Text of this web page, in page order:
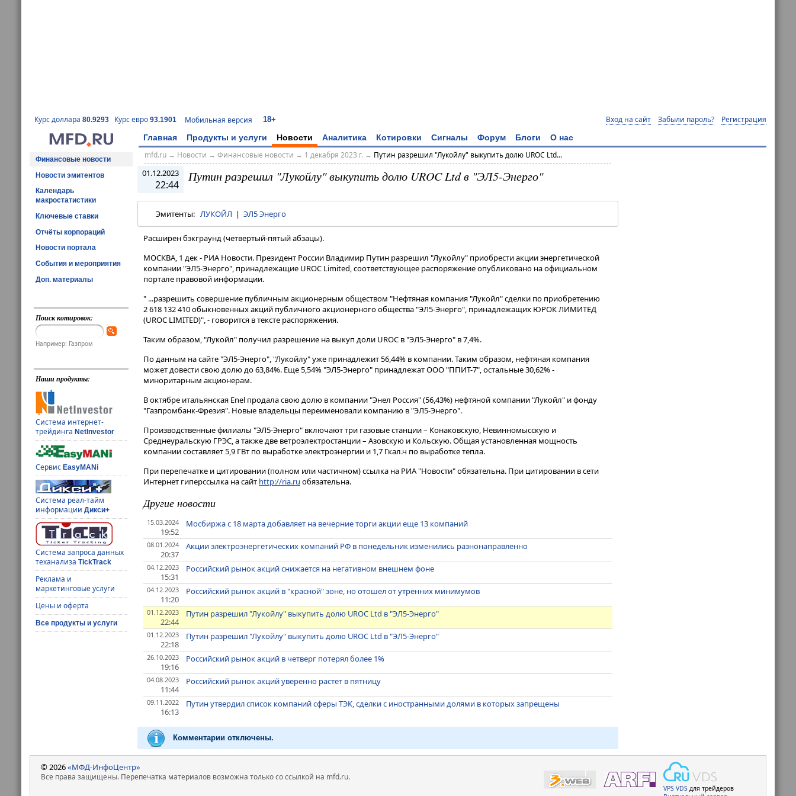
Курс доллара 80.9293 Курс евро 93.1901 Мобильная версия 18+ Вход на сайт Забыли пароль? Регистрация
Главная Продукты и услуги Новости Аналитика Котировки Сигналы Форум Блоги О нас
Финансовые новости
Новости эмитентов
Календарь
макростатистики
Ключевые ставки
Отчёты корпораций
Новости портала
События и мероприятия
Доп. материалы
Поиск котировок:
Например: Газпром
Наши продукты:
Система интернет-
трейдингаNetInvestor
СервисEasyMANi
Система реал-тайм
информацииДикси+
Система запроса данных
теханализаTickTrack
Реклама и
маркетинговые услуги
Цены и оферта
Все продукты и услуги
mfd.ru→ Новости → Финансовые новости → 1 декабря 2023 г. → Путин разрешил "Лукойлу" выкупить долю UROC Ltd...
01.12.2023
22:44
Путин разрешил "Лукойлу" выкупить долю UROC Ltd в "ЭЛ5-Энерго"
Эмитенты: ЛУКОЙЛ | ЭЛ5 Энерго
Расширен бэкграунд (четвертый-пятый абзацы).
МОСКВА, 1 дек - РИА Новости. Президент России Владимир Путин разрешил "Лукойлу" приобрести акции энергетической
компании "ЭЛ5-Энерго", принадлежащие UROC Limited, соответствующее распоряжение опубликовано на официальном
портале правовой информации​​​.
" ...разрешить совершение публичным акционерным обществом "Нефтяная компания "Лукойл" сделки по приобретению
2 618 132 410 обыкновенных акций публичного акционерного общества "ЭЛ5-Энерго", принадлежащих ЮРОК ЛИМИТЕД
(UROC LIMITED)", - говорится в тексте распоряжения.
Таким образом, "Лукойл" получил разрешение на выкуп доли UROC в "ЭЛ5-Энерго" в 7,4%.
По данным на сайте "ЭЛ5-Энерго", "Лукойлу" уже принадлежит 56,44% в компании. Таким образом, нефтяная компания
может довести свою долю до 63,84%. Еще 5,54% "ЭЛ5-Энерго" принадлежат ООО "ППИТ-7", остальные 30,62% -
миноритарным акционерам.
В октябре итальянская Enel продала свою долю в компании "Энел Россия" (56,43%) нефтяной компании "Лукойл" и фонду
"Газпромбанк-Фрезия". Новые владельцы переименовали компанию в "ЭЛ5-Энерго".
Производственные филиалы "ЭЛ5-Энерго" включают три газовые станции – Конаковскую, Невинномысскую и
Среднеуральскую ГРЭС, а также две ветроэлектростанции – Азовскую и Кольскую. Общая установленная мощность
компании составляет 5,9 ГВт по выработке электроэнергии и 1,7 Гкал.ч по выработке тепла.
При перепечатке и цитировании (полном или частичном) ссылка на РИА "Новости" обязательна. При цитировании в сети
Интернет гиперссылка на сайт http://ria.ru обязательна.
Другие новости
15.03.2024
19:52
Мосбиржа с 18 марта добавляет на вечерние торги акции еще 13 компаний
08.01.2024
20:37
Акции электроэнергетических компаний РФ в понедельник изменились разнонаправленно
04.12.2023
15:31
Российский рынок акций снижается на негативном внешнем фоне
04.12.2023
11:20
Российский рынок акций в "красной" зоне, но отошел от утренних минимумов
01.12.2023
22:44
Путин разрешил "Лукойлу" выкупить долю UROC Ltd в "ЭЛ5-Энерго"
01.12.2023
22:18
Путин разрешил "Лукойлу" выкупить долю UROC Ltd в "ЭЛ5-Энерго"
26.10.2023
19:16
Российский рынок акций в четверг потерял более 1%
04.08.2023
11:44
Российский рынок акций уверенно растет в пятницу
09.11.2022
16:13
Путин утвердил список компаний сферы ТЭК, сделки с иностранными долями в которых запрещены
Комментарии отключены.
© 2026«МФД-ИнфоЦентр»
Все права защищены. Перепечатка материалов возможна только со ссылкой на mfd.ru.
VPS VDS для трейдеров